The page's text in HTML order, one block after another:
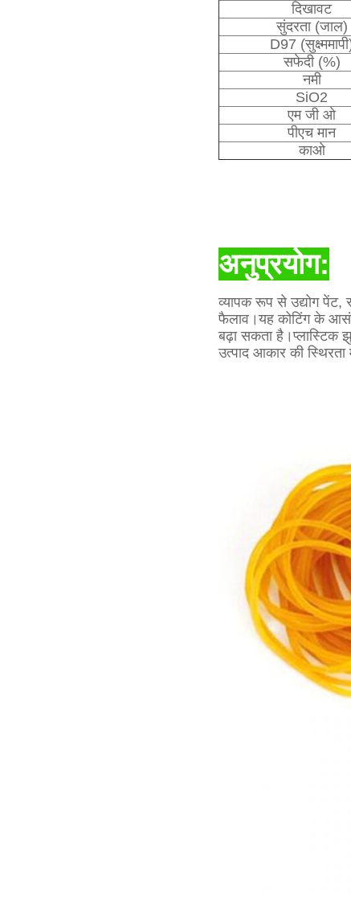
दिखावट
सुंदरता (जाल)
D97
सफेदी (%)
नमी
SiO2
एम जी ओ
पीएच मान
काओ
अनुप्रयोग:
व्यापक रूप से उद्योग
फैलाव।यह कोटिंग के
बढ़ा सकता है।प्लास्टिक
उत्पाद आकार की स्थिरता